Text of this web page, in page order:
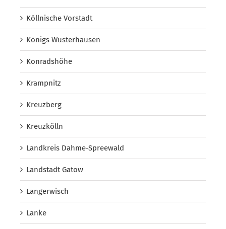
Köllnische Vorstadt
Königs Wusterhausen
Konradshöhe
Krampnitz
Kreuzberg
Kreuzkölln
Landkreis Dahme-Spreewald
Landstadt Gatow
Langerwisch
Lanke